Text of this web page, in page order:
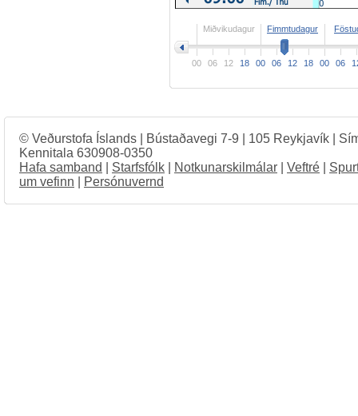
Miðvikudagur
00 06 12 18
Fimmtudagur
00 06 12 18 00 06
© Veðurstofa Íslands | Bústaðavegi 7-9 | 105 Reykjavík |
Kennitala 630908-0350
Hafa samband
Starfsfólk Notkunarskilmálar Veftré
um vefinn
Persónuvernd